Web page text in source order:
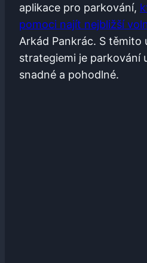
aplikace pro parkování,
pomoci najít nejbližší
Arkád Pankrác. S těmito
strategiemi‍ je parkování
snadné a pohodlné.